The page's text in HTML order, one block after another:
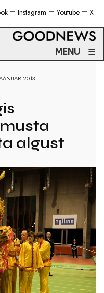
X
Youtube
Instagram
MENU ≡
2013
algust